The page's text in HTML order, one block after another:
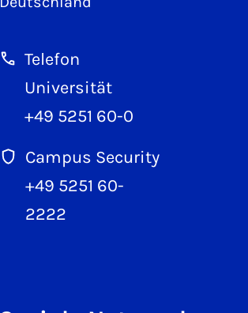
Telefon
Universität
+49 5251 60-0
Campus Security
+49 5251 60-
2222